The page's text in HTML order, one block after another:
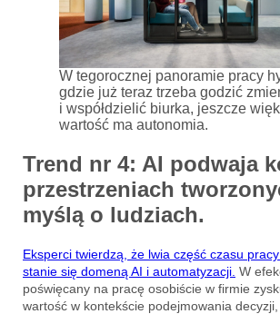
W tegorocznej panoramie pracy
gdzie już teraz trzeba godzić
i współdzielić biurka, jeszcze
wartość ma autonomia.
Trend nr 4: AI podwaja
przestrzeniach
myślą o ludziach.
Eksperci twierdzą, że lwia część czasu
stanie się domeną AI i automatyzacji. W
poświęcany na pracę osobiście w firmie
wartość w kontekście podejmowania